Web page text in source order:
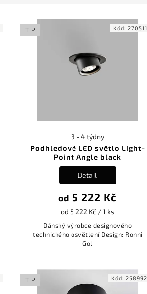
TIP
Podhledové LED světlo Light-
Point Angle black
3 - 4 týdny
od 5 222 Kč
od 5 222 Kč / 1 ks
Detail
Dánský výrobce designového
technického osvětlení Design: Ronni
Gol
Kód:270511
TIP Kód:258992